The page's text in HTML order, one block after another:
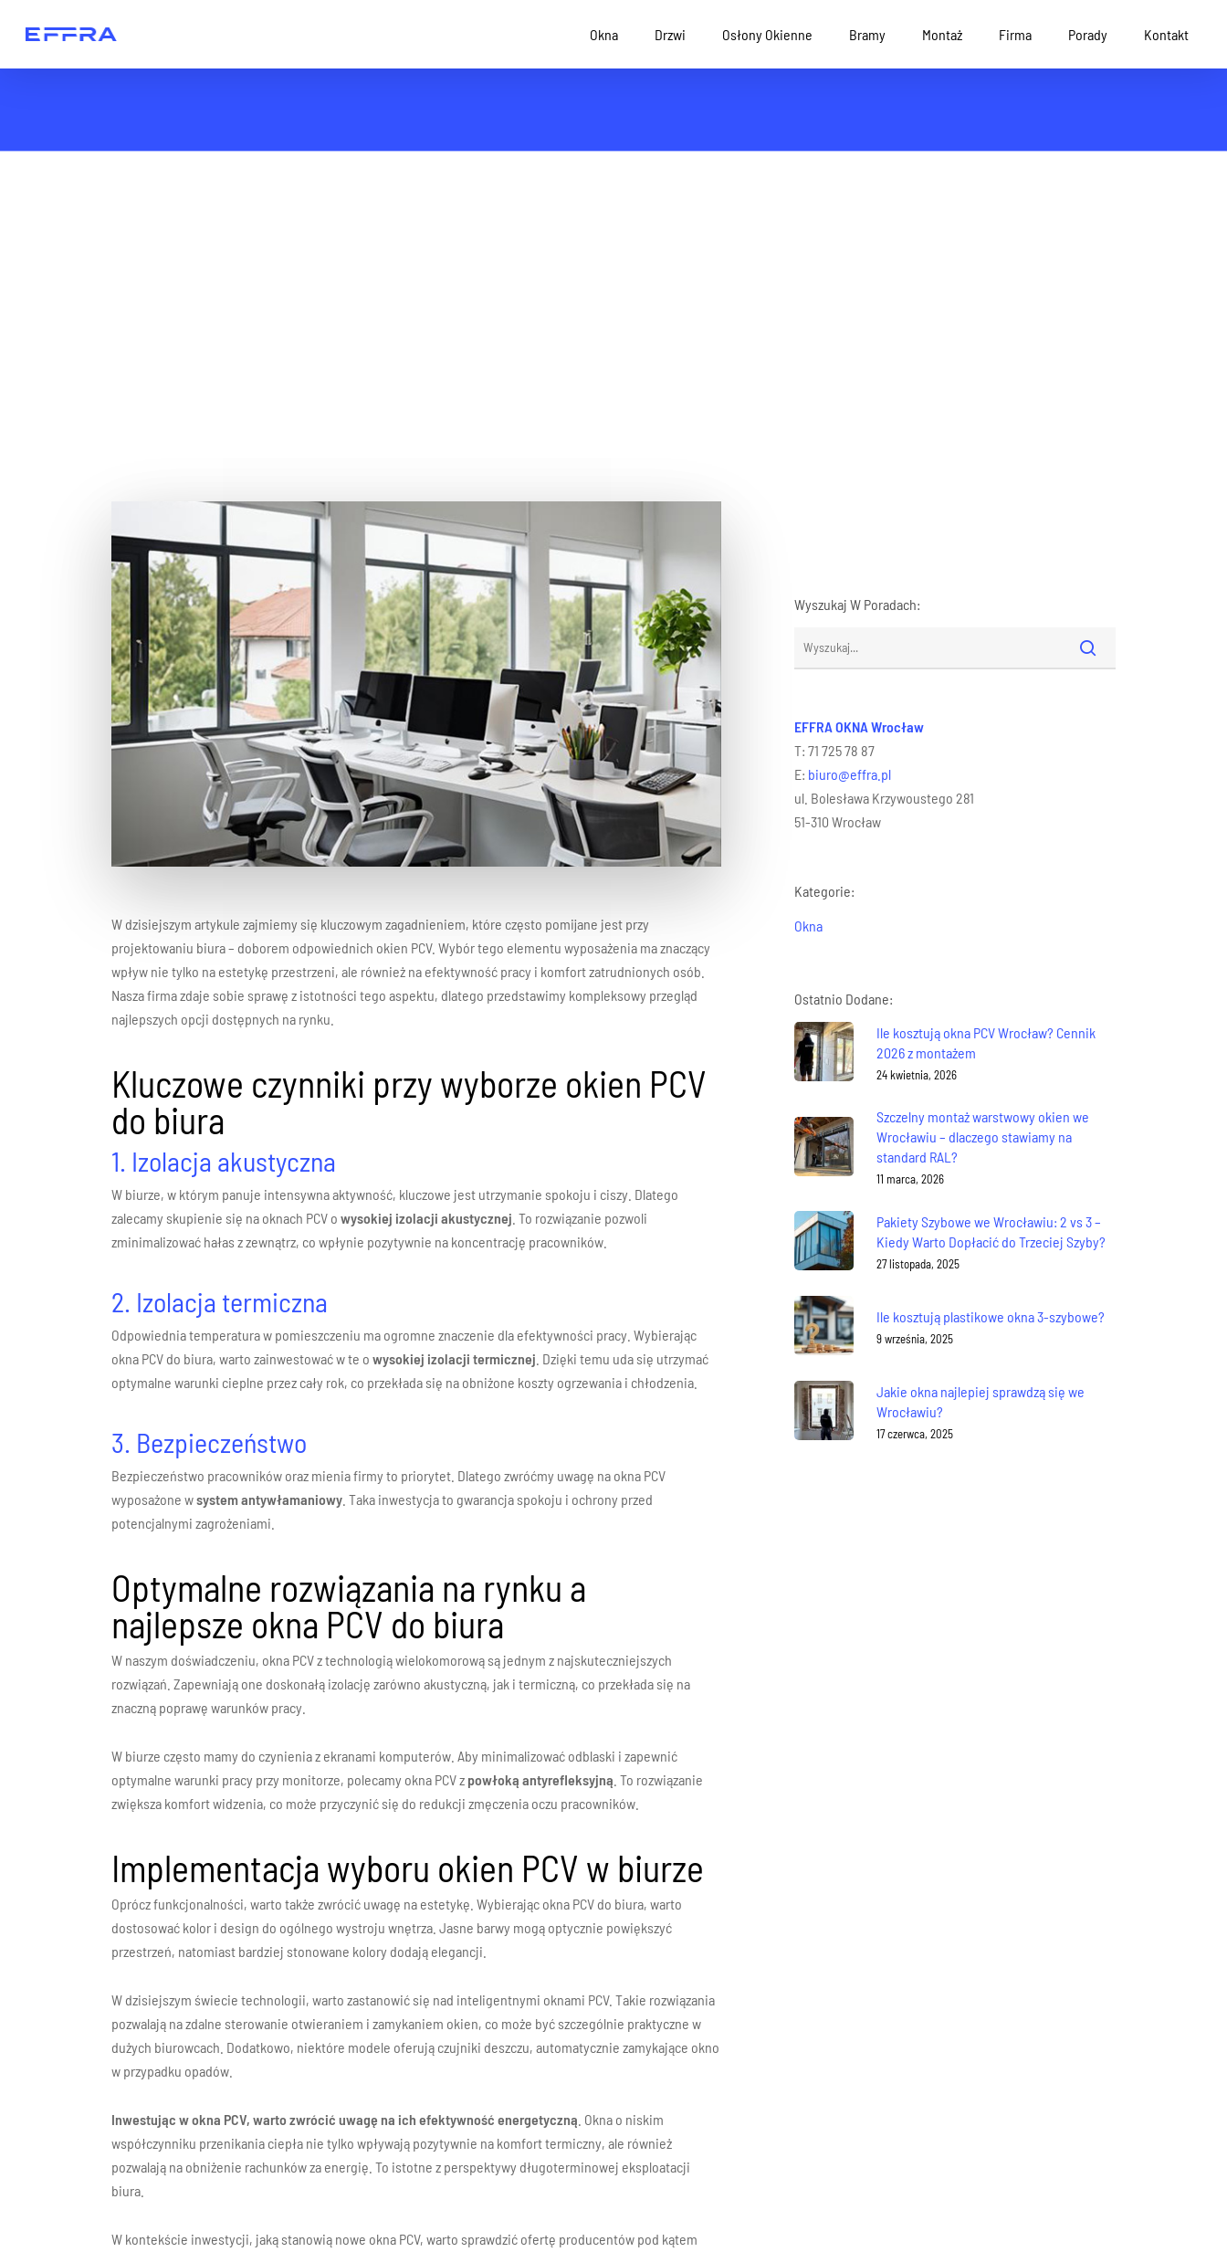
Okna Drzwi Osłony Okienne Bramy Montaż Firma Porady Kontakt
W dzisiejszym artykule zajmiemy się kluczowym zagadnieniem, które często pomijane jest przy
projektowaniu biura – doborem odpowiednich okien PCV. Wybór tego elementu wyposażenia ma znaczący
wpływ nie tylko na estetykę przestrzeni, ale również na efektywność pracy i komfort zatrudnionych osób.
Nasza firma zdaje sobie sprawę z istotności tego aspektu, dlatego przedstawimy kompleksowy przegląd
najlepszych opcji dostępnych na rynku.
Kluczowe czynniki przy wyborze okien PCV
do biura
1. Izolacja akustyczna
W biurze, w którym panuje intensywna aktywność, kluczowe jest utrzymanie spokoju i ciszy. Dlatego
zalecamy skupienie się na oknach PCV owysokiej izolacji akustycznej . To rozwiązanie pozwoli
zminimalizować hałas z zewnątrz, co wpłynie pozytywnie na koncentrację pracowników.
2. Izolacja termiczna
Odpowiednia temperatura w pomieszczeniu ma ogromne znaczenie dla efektywności pracy. Wybierając
okna PCV do biura, warto zainwestować w te owysokiej izolacji termicznej . Dzięki temu uda się utrzymać
optymalne warunki cieplne przez cały rok, co przekłada się na obniżone koszty ogrzewania i chłodzenia.
3. Bezpieczeństwo
Bezpieczeństwo pracowników oraz mienia firmy to priorytet. Dlatego zwróćmy uwagę na okna PCV
wyposażone wsystem antywłamaniowy . Taka inwestycja to gwarancja spokoju i ochrony przed
potencjalnymi zagrożeniami.
Optymalne rozwiązania na rynku a
najlepsze okna PCV do biura
W naszym doświadczeniu, okna PCV z technologią wielokomorową są jednym z najskuteczniejszych
rozwiązań. Zapewniają one doskonałą izolację zarówno akustyczną, jak i termiczną, co przekłada się na
znaczną poprawę warunków pracy.
W biurze często mamy do czynienia z ekranami komputerów. Aby minimalizować odblaski i zapewnić
optymalne warunki pracy przy monitorze, polecamy okna PCV z powłoką antyrefleksyjną . To rozwiązanie
zwiększa komfort widzenia, co może przyczynić się do redukcji zmęczenia oczu pracowników.
Implementacja wyboru okien PCV w biurze
Oprócz funkcjonalności, warto także zwrócić uwagę na estetykę. Wybierając okna PCV do biura, warto
dostosować kolor i design do ogólnego wystroju wnętrza. Jasne barwy mogą optycznie powiększyć
przestrzeń, natomiast bardziej stonowane kolory dodają elegancji.
W dzisiejszym świecie technologii, warto zastanowić się nad inteligentnymi oknami PCV. Takie rozwiązania
pozwalają na zdalne sterowanie otwieraniem i zamykaniem okien, co może być szczególnie praktyczne w
dużych biurowcach. Dodatkowo, niektóre modele oferują czujniki deszczu, automatycznie zamykające okno
w przypadku opadów.
Inwestując w okna PCV, warto zwrócić uwagę na ich efektywność energetyczną . Okna o niskim
współczynniku przenikania ciepła nie tylko wpływają pozytywnie na komfort termiczny, ale również
pozwalają na obniżenie rachunków za energię. To istotne z perspektywy długoterminowej eksploatacji
biura.
W kontekście inwestycji, jaką stanowią nowe okna PCV, warto sprawdzić ofertę producentów pod kątem
Wyszukaj W Poradach:
EFFRA OKNA Wrocław
T: 71 725 78 87
E: biuro@effra.pl
ul. Bolesława Krzywoustego 281
51-310 Wrocław
Kategorie:
Okna
Ostatnio Dodane:
Ile kosztują okna PCV Wrocław? Cennik
2026 z montażem
24 kwietnia, 2026
Szczelny montaż warstwowy okien we
Wrocławiu – dlaczego stawiamy na
standard RAL?
11 marca, 2026
Pakiety Szybowe we Wrocławiu: 2 vs 3 –
Kiedy Warto Dopłacić do Trzeciej Szyby?
27 listopada, 2025
Ile kosztują plastikowe okna 3-szybowe?
9 września, 2025
Jakie okna najlepiej sprawdzą się we
Wrocławiu?
17 czerwca, 2025